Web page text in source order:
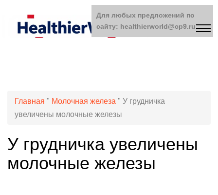
Главная " Молочная железа " У грудничка
увеличены молочные железы
У грудничка увеличены
молочные железы
Для любых предложений по
сайту: healthierworld@cp9.ru